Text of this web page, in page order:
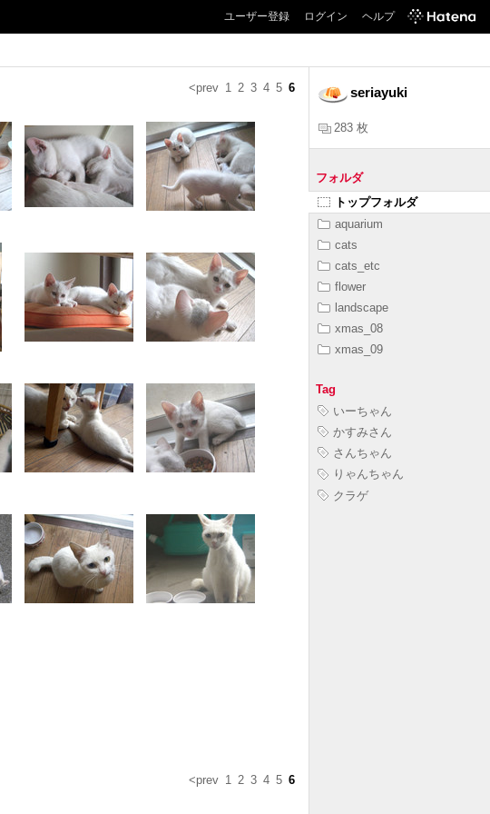
ユーザー登録 ログイン ヘルプ
<prev 1 2 3 4 5 6
<prev 1 2 3 4 5 6
seriayuki
283 枚
フォルダ
トップフォルダ
aquarium
cats
cats_etc
flower
landscape
xmas_08
xmas_09
Tag
いーちゃん
かすみさん
さんちゃん
りゃんちゃん
クラゲ